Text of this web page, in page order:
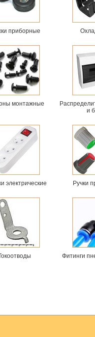
приборные
монтажные
и
электрические Ручки
Фитинги